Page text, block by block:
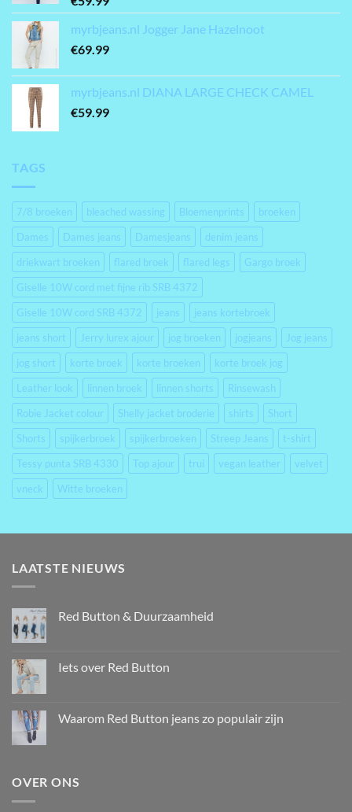
myrbjeans.nl Jogger Jane Hazelnoot
€69.99
myrbjeans.nl DIANA LARGE CHECK CAMEL
€59.99
TAGS
7/8 broeken bleached wassing Bloemenprints
broeken
Dames
Dames jeans Damesjeans
denim jeans
driekwart broeken
flared broek flared legs
Gargo broek
Giselle 10W cord met fijne rib SRB 4372
Giselle 10W cord SRB 4372
jeans
jeans kortebroek
jeans short
Jerry lurex ajour jog broeken jogjeans
Jog jeans
jog short
korte broek korte broeken
korte broek jog
Leather look
linnen broek linnen shorts
Rinsewash
Robie Jacket colour
Shelly jacket broderie shirts
Short
Shorts
spijkerbroek spijkerbroeken Streep Jeans
t-shirt
Tessy punta SRB 4330
Top ajour trui vegan leather
velvet
vneck
Witte broeken
LAATSTE NIEUWS
Red Button & Duurzaamheid
Iets over Red Button
Waarom Red Button jeans zo populair zijn
OVER ONS